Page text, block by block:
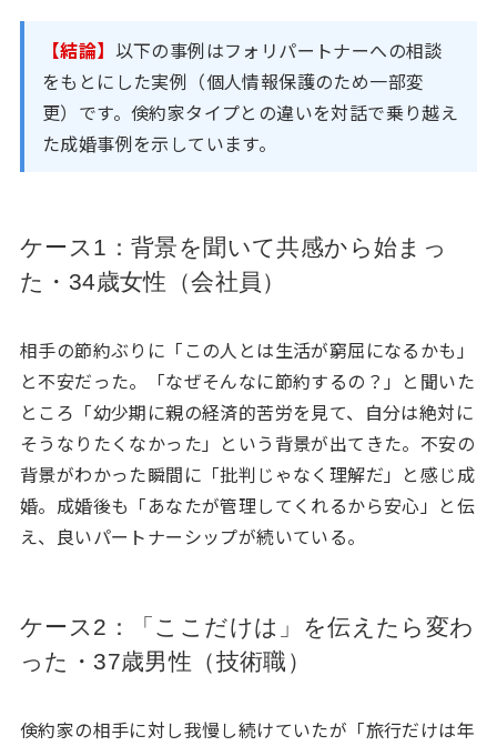
【結論】 以下の事例はフォリパートナーへの相談
をもとにした実例（個人情報保護のため一部変
更）です。倹約家タイプとの違いを対話で乗り越え
た成婚事例を示しています。
ケース1：背景を聞いて共感から始まっ
た・34歳女性（会社員）
相手の節約ぶりに「この人とは生活が窮屈になるかも」
と不安だった。「なぜそんなに節約するの？」と聞いた
ところ「幼少期に親の経済的苦労を見て、自分は絶対に
そうなりたくなかった」という背景が出てきた。不安の
背景がわかった瞬間に「批判じゃなく理解だ」と感じ成
婚。成婚後も「あなたが管理してくれるから安心」と伝
え、良いパートナーシップが続いている。
ケース2：「ここだけは」を伝えたら変わ
った・37歳男性（技術職）
倹約家の相手に対し我慢し続けていたが「旅行だけは年